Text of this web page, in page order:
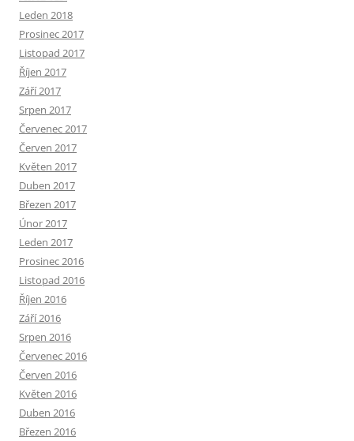
Leden 2018
Prosinec 2017
Listopad 2017
Říjen 2017
Září 2017
Srpen 2017
Červenec 2017
Červen 2017
Květen 2017
Duben 2017
Březen 2017
Únor 2017
Leden 2017
Prosinec 2016
Listopad 2016
Říjen 2016
Září 2016
Srpen 2016
Červenec 2016
Červen 2016
Květen 2016
Duben 2016
Březen 2016